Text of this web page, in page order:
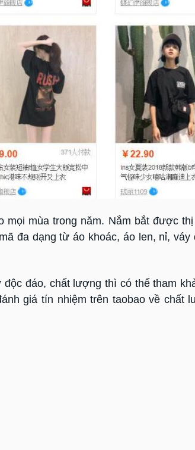
mọi mùa trong năm. Nắm bắt được
đa dạng từ áo khoác, áo len, nỉ, váy
đáo, chất lượng thì có thể tham
giá tín nhiệm trên taobao về chất